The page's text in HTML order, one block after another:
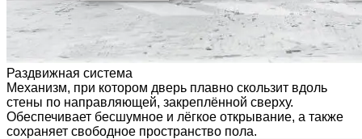
Раздвижная система
Механизм, при котором дверь плавно скользит вдоль
стены по направляющей, закреплённой сверху.
Обеспечивает бесшумное и лёгкое открывание, а также
сохраняет свободное пространство пола.